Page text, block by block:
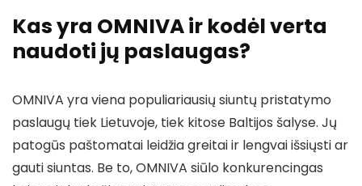
Kas yra OMNIVA ir kodėl verta
naudoti jų paslaugas?
OMNIVA yra viena populiariausių siuntų pristatymo
paslaugų tiek Lietuvoje, tiek kitose Baltijos šalyse. Jų
patogūs paštomatai leidžia greitai ir lengvai išsiųsti ar
gauti siuntas. Be to, OMNIVA siūlo konkurencingas